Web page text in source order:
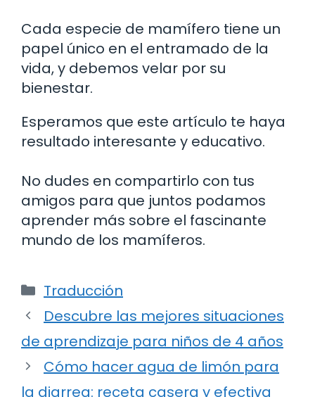
Cada especie de mamífero tiene un
papel único en el entramado de la
vida, y debemos velar por su
bienestar.
Esperamos que este artículo te haya
resultado interesante y educativo.
No dudes en compartirlo con tus
amigos para que juntos podamos
aprender más sobre el fascinante
mundo de los mamíferos.
Categorías
Traducción
Descubre las mejores situaciones
de aprendizaje para niños de 4 años
Cómo hacer agua de limón para
la diarrea: receta casera y efectiva